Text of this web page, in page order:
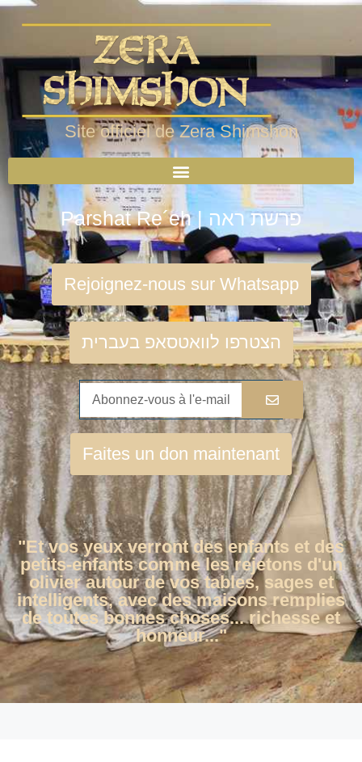
Site officiel de Zera Shimshon
Parshat Re´eh | פרשת ראה
Rejoignez-nous sur Whatsapp
הצטרפו לוואטסאפ בעברית
Faites un don maintenant
"Et vos yeux verront des enfants et des
petits-enfants comme les rejetons d'un
olivier autour de vos tables, sages et
intelligents, avec des maisons remplies
de toutes bonnes choses... richesse et
honneur..."